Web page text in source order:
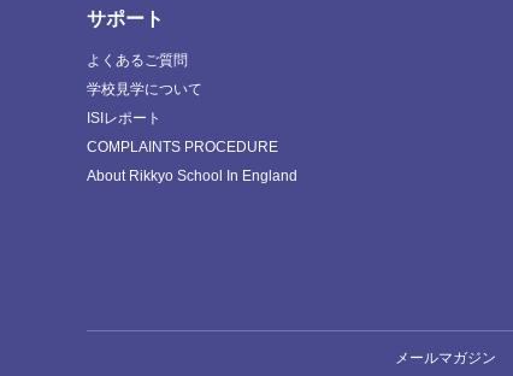
サポート
よくあるご質問
学校見学について
ISIレポート
COMPLAINTS PROCEDURE
About Rikkyo School In England
メールマガジン